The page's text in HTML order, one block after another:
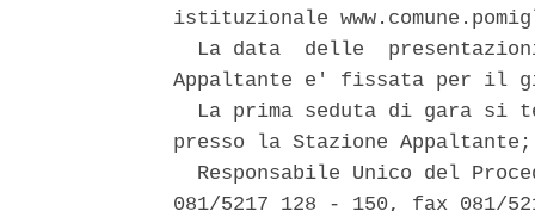
istituzionale
La data  delle
Appaltante e' fissata per il
La prima seduta di gara si
presso la Stazione
Responsabile Unico del
081/5217 128 - 150, fax 081/